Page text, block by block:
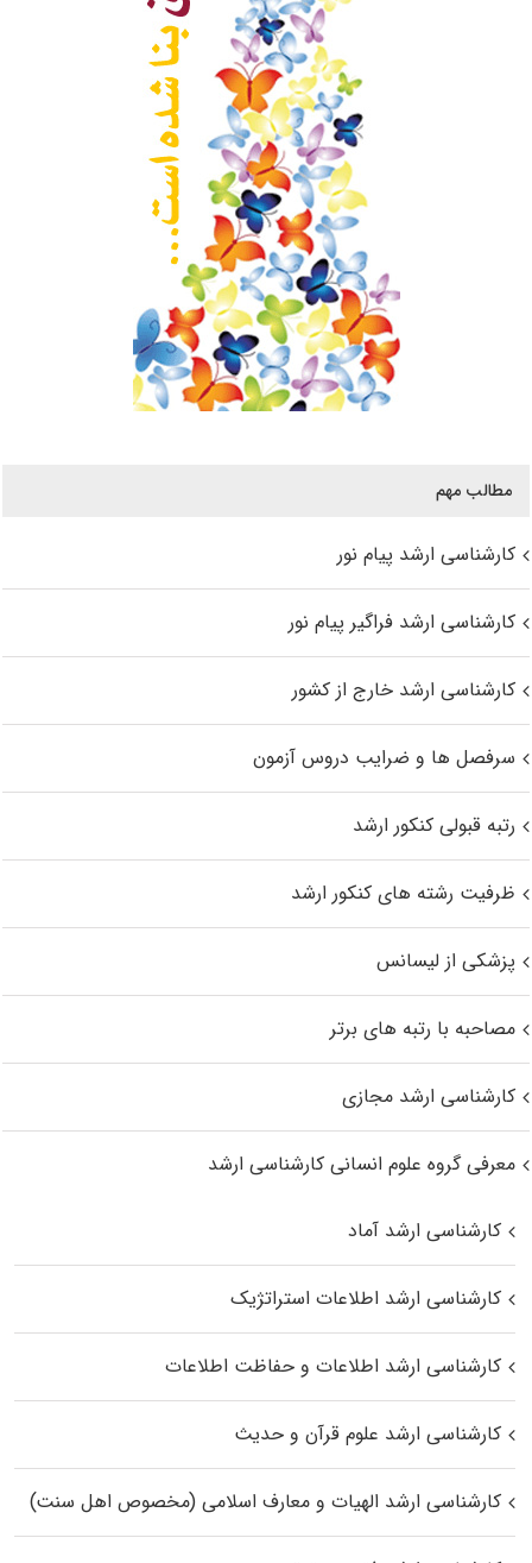
مطالب مهم
کارشناسی ارشد پیام نور
کارشناسی ارشد فراگیر پیام نور
کارشناسی ارشد خارج از کشور
سرفصل ها و ضرایب دروس آزمون
رتبه قبولی کنکور ارشد
ظرفیت رشته های کنکور ارشد
پزشکی از لیسانس
مصاحبه با رتبه های برتر
کارشناسی ارشد مجازی
معرفی گروه علوم انسانی کارشناسی ارشد
کارشناسی ارشد آماد
کارشناسی ارشد اطلاعات استراتژیک
کارشناسی ارشد اطلاعات و حفاظت اطلاعات
کارشناسی ارشد علوم قرآن و حدیث
کارشناسی ارشد الهیات و معارف اسلامی (مخصوص اهل سنت)